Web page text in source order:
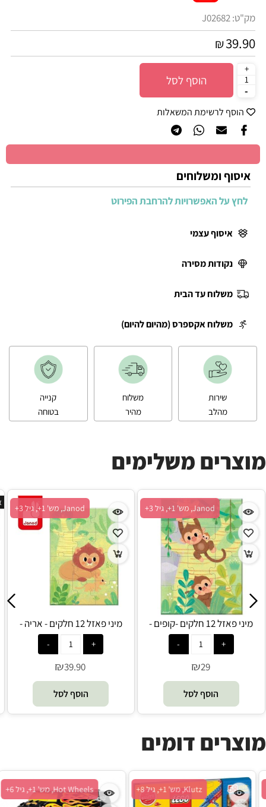
מק"ט:J02682
₪39.90
הוסף לסל
הוסף לרשימת המשאלות
איסוף ומשלוחים
לחץ על האפשרויות להרחבת הפירוט
איסוף עצמי
נקודות מסירה
משלוח עד הבית
משלוח אקספרס (מהיום להיום)
שירות
מהלב
משלוח
מהיר
קנייה
בטוחה
מוצרים משלימים
Janod, מש' 1+, גיל 3+
מיני פאזל 12 חלקים - אריה -
Janod
₪39.90
הוסף לסל
Janod, מש' 1+, גיל 3+
מיני פאזל 12 חלקים -קופים -
Janod
₪29
הוסף לסל
מוצרים דומים
Klutz, מש' 1+, גיל 8+ Engino, מש' 1+, גיל 4+